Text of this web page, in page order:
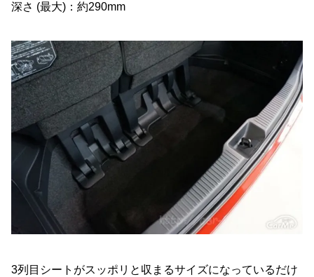
深さ (最大)：約290mm
3列目シートがスッポリと収まるサイズになっているだけ